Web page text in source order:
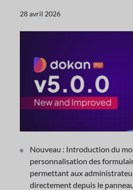
28 avril 2026
Nouveau : Introduction du
personnalisation des
permettant aux
directement depuis le